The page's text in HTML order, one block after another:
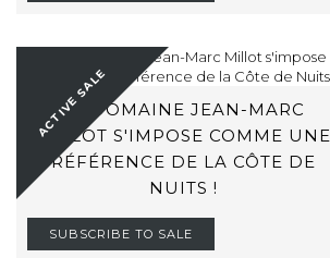
LE DOMAINE JEAN-MARC
MILLOT S'IMPOSE COMME UNE
RÉFÉRENCE DE LA CÔTE DE
NUITS !
SUBSCRIBE TO SALE
ACTIVE SALE